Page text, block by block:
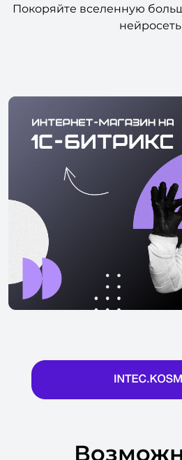
Покоряйте вселенную